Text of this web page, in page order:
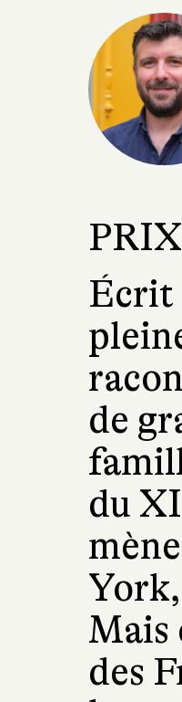
Écrit
de
du
Mais
des